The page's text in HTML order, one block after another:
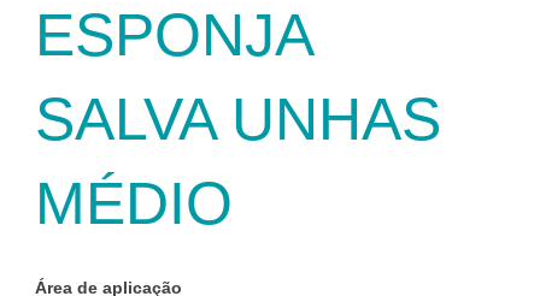
ESPONJA
SALVA UNHAS
MÉDIO
Área de aplicação